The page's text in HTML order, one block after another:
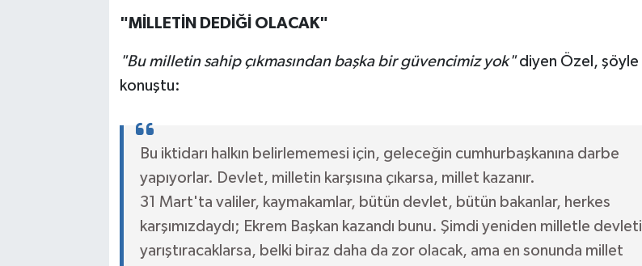
"MİLLETİN DEDİĞİ OLACAK"
"Bu milletin sahip çıkmasından başka bir güvencimiz yok"diyen Özel, şöyle
konuştu:
Bu iktidarı halkın belirlememesi için, geleceğin cumhurbaşkanına darbe
yapıyorlar. Devlet, milletin karşısına çıkarsa, millet kazanır.
31 Mart'ta valiler, kaymakamlar, bütün devlet, bütün bakanlar, herkes
karşımızdaydı; Ekrem Başkan kazandı bunu. Şimdi yeniden milletle devleti
yarıştıracaklarsa, belki biraz daha da zor olacak, ama en sonunda millet